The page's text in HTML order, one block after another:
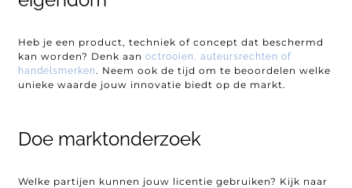
Heb je een product, techniek of concept dat beschermd
kan worden? Denk aanoctrooien, auteursrechten of
handelsmerken. Neem ook de tijd om te beoordelen welke
unieke waarde jouw innovatie biedt op de markt.
Doe marktonderzoek
Welke partijen kunnen jouw licentie gebruiken? Kijk naar